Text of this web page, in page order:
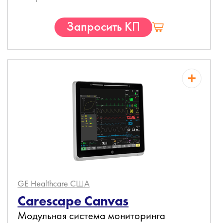
Запросить КП
GE Healthcare США
Carescape Canvas
Модульная система мониторинга